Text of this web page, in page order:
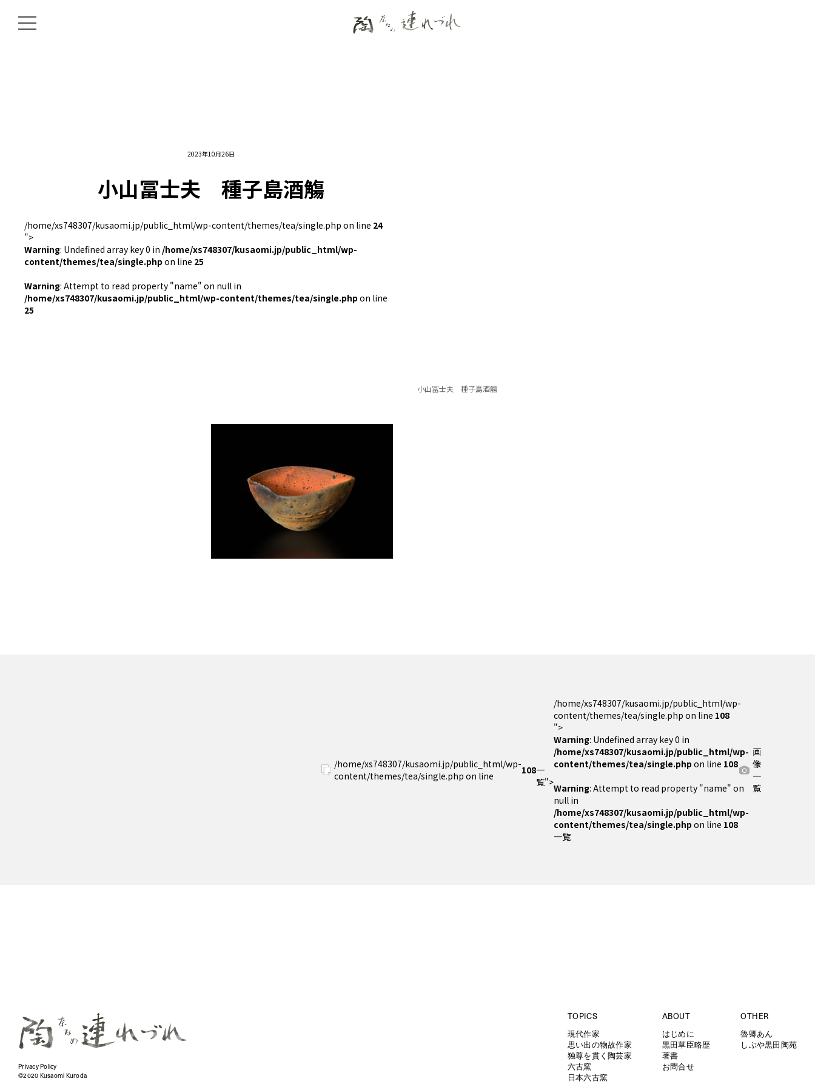
2023年10月26日
小山冨士夫 種子島酒觴
/home/xs748307/kusaomi.jp/public_html/wp-content/themes/tea/single.php on line 24
">
Warning: Undefined array key 0 in /home/xs748307/kusaomi.jp/public_html/wp-
content/themes/tea/single.php on line 25
Warning: Attempt to read property "name" on null in
/home/xs748307/kusaomi.jp/public_html/wp-content/themes/tea/single.php on line
25
小山冨士夫 種子島酒觴
/home/xs748307/kusaomi.jp/public_html/wp-
content/themes/tea/single.php on line
108一
覧">
/home/xs748307/kusaomi.jp/public_html/wp-
content/themes/tea/single.php on line 108
">
Warning: Undefined array key 0 in
/home/xs748307/kusaomi.jp/public_html/wp-
content/themes/tea/single.php on line 108
Warning: Attempt to read property "name" on
null in
/home/xs748307/kusaomi.jp/public_html/wp-
content/themes/tea/single.php on line 108
一覧
画
像
一
覧
Privacy Policy
©2020 Kusaomi Kuroda
TOPICS
現代作家
思い出の物故作家
独尊を貫く陶芸家
六古窯
日本六古窯
ABOUT
はじめに
黒田草臣略歴
著書
お問合せ
OTHER
魯卿あん
しぶや黒田陶苑